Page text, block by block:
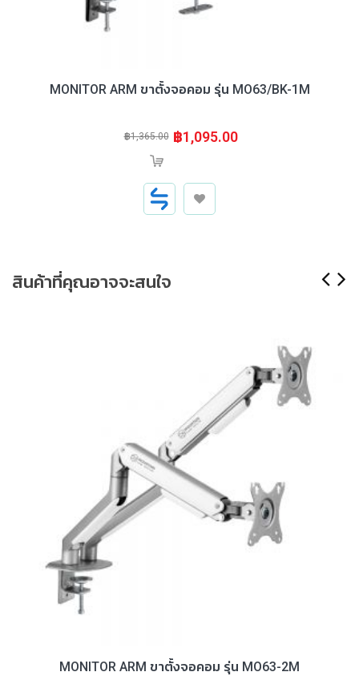
MONITOR ARM ขาตั้งจอคอม รุ่น MO63/BK-1M
฿1,095.00
฿1,365.00
สินค้าที่คุณอาจจะสนใจ
MONITOR ARM ขาตั้งจอคอม รุ่น MO63-2M